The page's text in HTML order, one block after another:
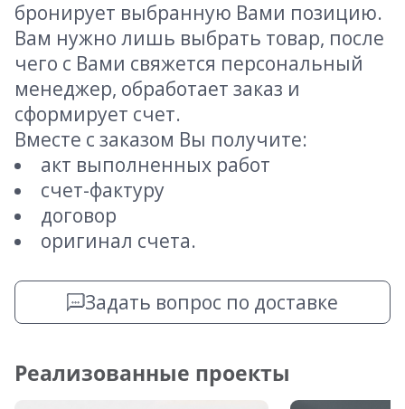
бронирует выбранную Вами позицию.
Вам нужно лишь выбрать товар, после
чего с Вами свяжется персональный
менеджер, обработает заказ и
сформирует счет.
Вместе с заказом Вы получите:
акт выполненных работ
счет-фактуру
договор
оригинал счета.
Задать вопрос по доставке
Реализованные проекты